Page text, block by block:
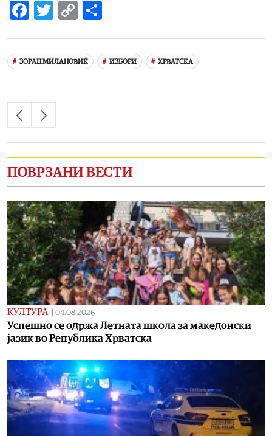
Facebook
Twitter
Copy
ЗОРАН МИЛАНОВИЌ ИЗБОРИ ХРВАТСКА
ПОВРЗАНИ ВЕСТИ
КУЛТУРА 04.08.2026
Успешно се одржа Летната школа за македонски
јазик во Република Хрватска